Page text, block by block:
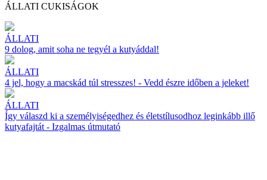
ÁLLATI CUKISÁGOK
ÁLLATI
9 dolog, amit soha ne tegyél a kutyáddal!
ÁLLATI
4 jel, hogy a macskád túl stresszes! - Vedd észre időben a jeleket!
ÁLLATI
Így válaszd ki a személyiségedhez és életstílusodhoz leginkább illő
kutyafajtát - Izgalmas útmutató